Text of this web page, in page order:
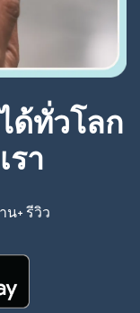
ด้ทั่วโลก
รา
น+ รีวิว
(เปิดในหน้าต่